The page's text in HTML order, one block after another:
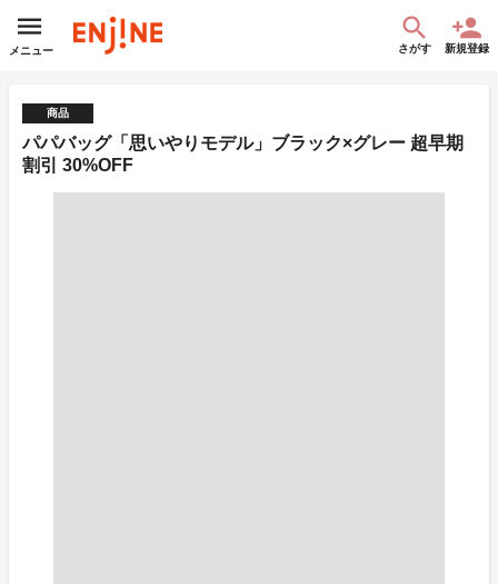
メニュー さがす 新規登録
商品
パパバッグ「思いやりモデル」ブラック×グレー 超早期
割引 30%OFF